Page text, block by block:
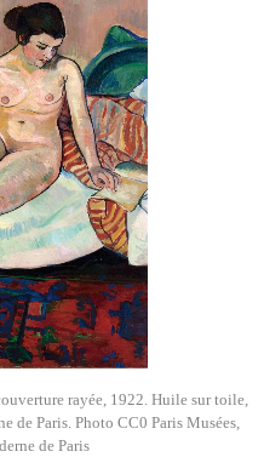
rayée, 1922. Huile sur toile,
de Paris. Photo CC0 Paris Musées,
de Paris